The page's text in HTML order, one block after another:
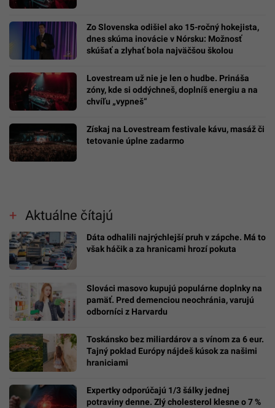
Zo Slovenska odišiel ako 15-ročný hokejista,
dnes skúma inovácie v Nórsku: Možnosť
skúšať a zlyhať bola najväčšou školou
Lovestream už nie je len o hudbe. Prináša
zóny, kde si oddýchneš, doplníš energiu a na
chvíľu „vypneš“
Získaj na Lovestream festivale kávu, masáž či
tetovanie úplne zadarmo
Aktuálne čítajú
Dáta odhalili najrýchlejší pruh v zápche. Má to
však háčik a za hranicami hrozí pokuta
Slováci masovo kupujú populárne doplnky na
pamäť. Pred demenciou neochránia, varujú
odborníci z Harvardu
Toskánsko bez miliardárov a s vínom za 6 eur.
Tajný poklad Európy nájdeš kúsok za našimi
hraniciami
Expertky odporúčajú 1/3 šálky jednej
potraviny denne. Zlý cholesterol klesne o 7 %